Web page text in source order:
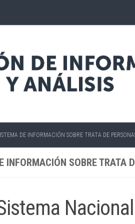
DE INFORMACIÓN SOBRE TRATA DE
SOBRE TRATA